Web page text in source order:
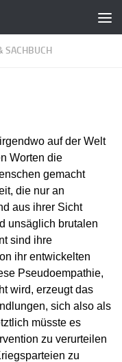
SACHBUCH
auf der Welt
Worten die
gemacht
die nur an
aus ihrer Sicht
unsäglich brutalen
sind ihre
ihr entwickelten
Pseudoempathie,
wird, erzeugt das
sich also als
müsste es
zu verurteilen
zu